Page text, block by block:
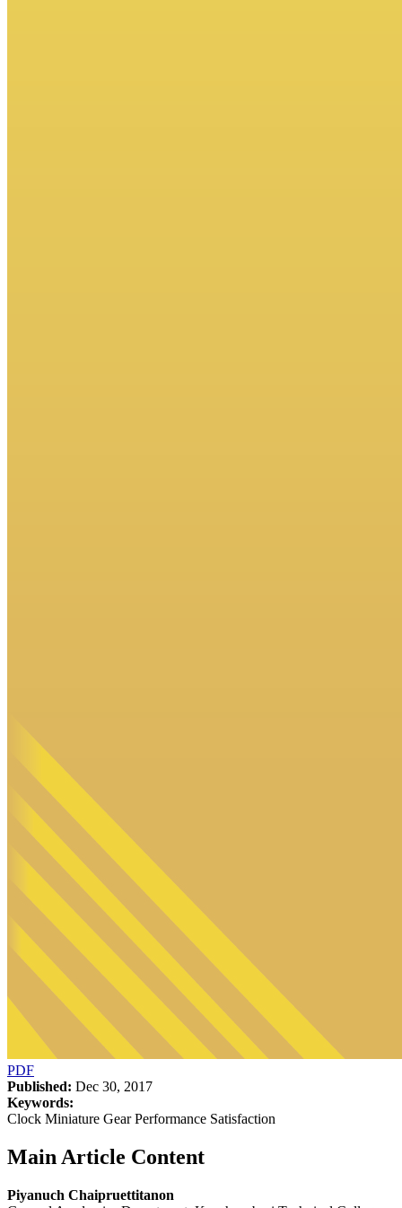
PDF
Published: Dec 30, 2017
Keywords:
Clock Miniature Gear Performance Satisfaction
Main Article Content
Piyanuch Chaipruettitanon